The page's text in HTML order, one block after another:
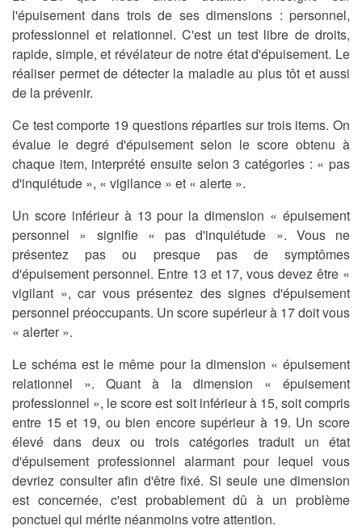
l'épuisement dans trois de ses dimensions : personnel,
professionnel et relationnel. C'est un test libre de droits,
rapide, simple, et révélateur de notre état d'épuisement. Le
réaliser permet de détecter la maladie au plus tôt et aussi
de la prévenir.
Ce test comporte 19 questions réparties sur trois items. On
évalue le degré d'épuisement selon le score obtenu à
chaque item, interprété ensuite selon 3 catégories : « pas
d'inquiétude », « vigilance » et « alerte ».
Un score inférieur à 13 pour la dimension « épuisement
personnel » signifie « pas d'inquiétude ». Vous ne
présentez pas ou presque pas de symptômes
d'épuisement personnel. Entre 13 et 17, vous devez être «
vigilant », car vous présentez des signes d'épuisement
personnel préoccupants. Un score supérieur à 17 doit vous
« alerter ».
Le schéma est le même pour la dimension « épuisement
relationnel ». Quant à la dimension « épuisement
professionnel », le score est soit inférieur à 15, soit compris
entre 15 et 19, ou bien encore supérieur à 19. Un score
élevé dans deux ou trois catégories traduit un état
d'épuisement professionnel alarmant pour lequel vous
devriez consulter afin d'être fixé. Si seule une dimension
est concernée, c'est probablement dû à un problème
ponctuel qui mérite néanmoins votre attention.